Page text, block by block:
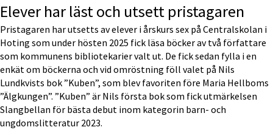
Elever har läst och utsett pristagaren
Pristagaren har utsetts av elever i årskurs sex på Centralskolan i
Hoting som under hösten 2025 fick läsa böcker av två författare
som kommunens bibliotekarier valt ut. De fick sedan fylla i en
enkät om böckerna och vid omröstning föll valet på Nils
Lundkvists bok ”Kuben”, som blev favoriten före Maria Hellboms
”Älgkungen”. ”Kuben” är Nils första bok som fick utmärkelsen
Slangbellan för bästa debut inom kategorin barn- och
ungdomslitteratur 2023.